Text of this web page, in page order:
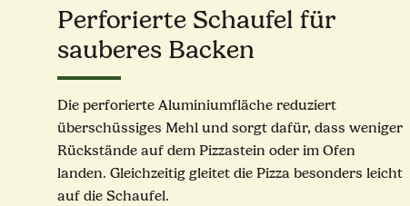
Perforierte Schaufel für
sauberes Backen
Die perforierte Aluminiumfläche reduziert
überschüssiges Mehl und sorgt dafür, dass weniger
Rückstände auf dem Pizzastein oder im Ofen
landen. Gleichzeitig gleitet die Pizza besonders leicht
auf die Schaufel.